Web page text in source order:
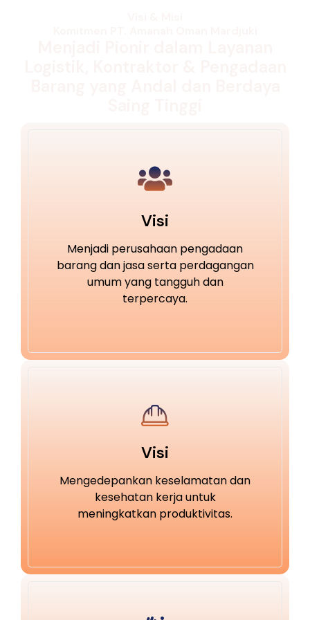
Visi
Menjadi perusahaan pengadaan
barang dan jasa serta perdagangan
umum yang tangguh dan
terpercaya.
Visi
Mengedepankan keselamatan dan
kesehatan kerja untuk
meningkatkan produktivitas.